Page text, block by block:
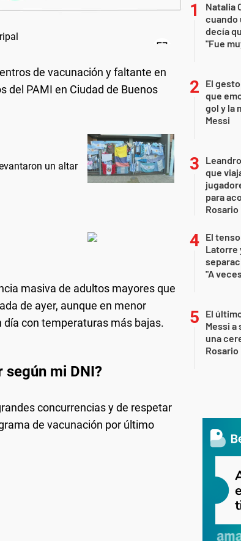
de vacunación y faltante en
del PAMI en Ciudad de Buenos
un altar
masiva de adultos mayores que
de ayer, aunque en menor
con temperaturas más bajas.
según mi DNI?
concurrencias y de respetar
de vacunación por último
Natalia
cuando
decía
"Fue
El
que
gol y la
Messi
que
para
Rosario
El
Latorre
"A
El
Messi a
una
Rosario